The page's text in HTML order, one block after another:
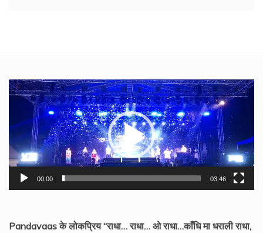
Video
Player
00:00 03:46
Pandavaas के लोकप्रिय “राधा… राधा… ओ राधा…काँधि मा धराली राधा,